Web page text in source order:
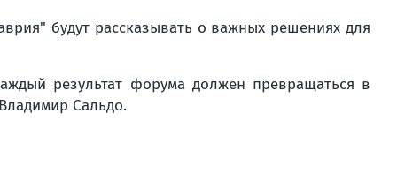
будут рассказывать о важных решениях для
результат форума должен превращаться в
Сальдо.